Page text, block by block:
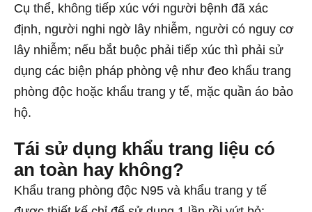
Cụ thể, không tiếp xúc với người bệnh đã xác
định, người nghi ngờ lây nhiễm, người có nguy cơ
lây nhiễm; nếu bắt buộc phải tiếp xúc thì phải sử
dụng các biện pháp phòng vệ như đeo khẩu trang
phòng độc hoặc khẩu trang y tế, mặc quần áo bảo
hộ.
Tái sử dụng khẩu trang liệu có
an toàn hay không?
Khẩu trang phòng độc N95 và khẩu trang y tế